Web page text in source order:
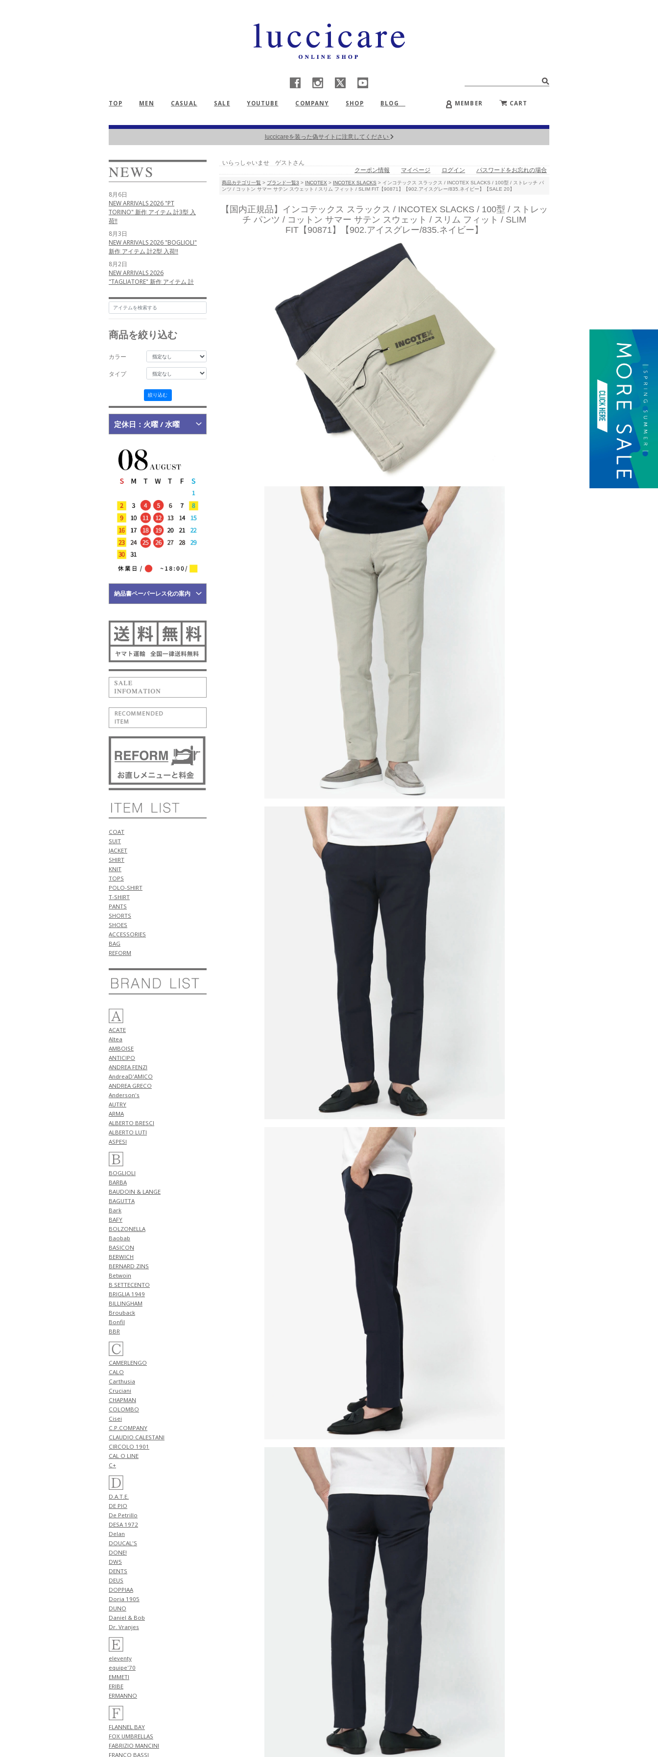
TOP MEN CASUAL SALE YOUTUBE COMPANY SHOP BLOG MEMBER CART
【重要】熊本地震による配送遅延について
8月6日
NEW ARRIVALS 2026 "PT
TORINO" 新作 アイテム 計3型 入
荷!!
8月3日
NEW ARRIVALS 2026 "BOGLIOLI"
新作 アイテム 計2型 入荷!!
8月2日
NEW ARRIVALS 2026
"TAGLIATORE" 新作 アイテム 計
6月12日
NEW ARRIVALS 2026 "nomiamo"
新作 アイテム 計1型 入荷!!
5月25日
NEW ARRIVALS 2026
"MESSYWEEKEND" 新作 アイテム
計3型 入荷!!
5月24日
NEW ARRIVALS 2026
"MESSYWEEKEND" 新作 アイテム
5月23日
NEW ARRIVALS 2026 "MAURO
de BARI" 新作 アイテム 計3型 入
5月22日
NEW ARRIVALS 2026 "Tintoria
Mattei" 新作 アイテム 計2型 入
NEW ARRIVALS 2026 "BRIGLIA
1949" 新作 アイテム 計3型 入荷!!
5月18日
NEW ARRIVALS 2026 "HERNO"
新作 アイテム 計2型 入荷!!
5月17日
NEW ARRIVALS 2026 "FILIPPO DE
LAURENTIIS" 新作 アイテム 計2
5月16日
NEW ARRIVALS 2026 "YANUK" 新
5月15日
NEW ARRIVALS 2026 "BRIGLIA
1949" 新作 アイテム 計1型 入荷!!
NEW ARRIVALS 2026
"giabsarchivio" 新作 アイテム 計
1型 入荷!!
5月14日
NEW ARRIVALS 2026 "PT
TORINO" 新作 アイテム 計2型 入
NEW ARRIVALS 2026 "BERWICH"
新作 アイテム 計1型 入荷!!
5月11日
NEW ARRIVALS 2026 "WILLIAM"
新作 アイテム 計1型 入荷!!
NEW ARRIVALS 2026 "luccicare
ORIGINAL" 新作 アイテム 計1型
入荷!!
NEW ARRIVALS 2026 "ALBERTO
荷!!
5月10日
新作 アイテム 計1型 入荷!!
NEW ARRIVALS 2026 "ANTICIPO"
新作 アイテム 計2型 入荷!!
5月9日
NEW ARRIVALS 2026 "FIGARET"
新作 アイテム 計2型 入荷!!
5月6日
NEW ARRIVALS 2026 "ANTICIPO"
新作 アイテム 計3型 入荷!!
5月5日
NEW ARRIVALS 2026 "HENRO"
新作 アイテム 計3型 入荷!!
5月4日
5月3日
NEW ARRIVALS 2026
型 入荷!!
5月2日
NEW ARRIVALS 2026 "Tintoria
Mattei" 新作 アイテム 計1型 入
荷!!
NEW ARRIVALS 2026 "ANTICIPO"
新作 アイテム 計2型 入荷!!
5月1日
NEW ARRIVALS 2026 "BERWICH"
新作 アイテム 計2型 入荷!!
NEW ARRIVALS 2026 "GUY
ROVER" 新作 アイテム 計1型 入
荷!!
4月30日
LAURENTIIS" 新作 アイテム 計3
型 入荷!!
4月27日
NEW ARRIVALS 2026 "finjack" 新
作 アイテム 計2型 入荷!!
NEW ARRIVALS 2026
"TAGLIATORE" 新作 アイテム 計
1型 入荷!!
NEW ARRIVALS 2026 "giannetto"
新作 アイテム 計1型 入荷!!
4月26日
NEW ARRIVALS 2026
"GRANSASSO" 新作 アイテム 計3
型 入荷!!
4月25日
NEW ARRIVALS 2026
"FERRANTE" 新作 アイテム 計2型
入荷!!
NEW ARRIVALS 2026
2型 入荷!!
4月24日
NEW ARRIVALS 2026 "FILIPPO DE
LAURENTIIS" 新作 アイテム 計3
型 入荷!!
4月23日
NEW ARRIVALS 2026 "BERWICH"
新作 アイテム 計2型 入荷!!
NEW ARRIVALS 2026 "BRIGLIA
1949" 新作 アイテム 計1型 入荷!!
4月20日
NEW ARRIVALS 2026 "JOHN
SMEDLEY" 新作 アイテム 計3型
4月19日
NEW ARRIVALS 2026 "Cisei" 新作
アイテム 計2型 入荷!!
NEW ARRIVALS 2026
"Billingham" 新作 アイテム 計3
型 入荷!!
NEW ARRIVALS 2026 "FILIPPO DE
LAURENTIIS" 新作 アイテム 計1
型 入荷!!
4月18日
NEW ARRIVALS 2026 "HERNO"
新作 アイテム 計1型 入荷!!
NEW ARRIVALS 2026 "PT
TORINO DENIM" 新作 アイテム
計1型 入荷!!
NEW ARRIVALS 2026 "BERWICH"
新作 アイテム 計1型 入荷!!
4月17日
NEW ARRIVALS 2026 "BERWICH"
新作 アイテム 計4型 入荷!!
4月16日
NEW ARRIVALS 2026 "RED
CARD" 新作 アイテム 計3型 入
荷!!
4月13日
NEW ARRIVALS 2026 "ZANONE"
新作 アイテム 計4型 入荷!!
4月12日
NEW ARRIVALS 2026 "FILIPPO DE
商品を絞り込む
カラー
タイプ
絞り込む
定休日：火曜 / 水曜
納品書ペーパーレス化の案内
COAT
SUIT
JACKET
SHIRT
KNIT
TOPS
POLO-SHIRT
T-SHIRT
PANTS
SHORTS
SHOES
ACCESSORIES
BAG
REFORM
ACATE
Altea
AMBOISE
ANTICIPO
ANDREA FENZI
AndreaD'AMICO
ANDREA GRECO
Anderson's
AUTRY
ARMA
ALBERTO BRESCI
ALBERTO LUTI
ASPESI
BOGLIOLI
BARBA
BAUDOIN & LANGE
BAGUTTA
Bark
BAFY
BOLZONELLA
Baobab
BASICON
BERWICH
BERNARD ZINS
Betwoin
B SETTECENTO
BRIGLIA 1949
BILLINGHAM
Brouback
Bonfil
BBR
CAMERLENGO
CALO
Carthusia
Cruciani
CHAPMAN
COLOMBO
Cisei
C.P.COMPANY
CLAUDIO CALESTANI
CIRCOLO 1901
CAL O LINE
C+
D.A.T.E.
DE PIO
De Petrillo
DESA 1972
Delan
DOUCAL'S
DONE!
DW5
DENTS
DEUS
DOPPIAA
Doria 1905
DUNO
Daniel & Bob
Dr. Vranjes
eleventy
equipe'70
EMMETI
ERIBE
ERMANNO
FLANNEL BAY
FOX UMBRELLAS
FABRIZIO MANCINI
FRANCO BASSI
いらっしゃいませ ゲストさん
クーポン情報
マイページ ログイン パスワードをお忘れの場合
商品カテゴリ一覧 > ブランド一覧3 > INCOTEX > INCOTEX SLACKS > インコテックス スラックス / INCOTEX SLACKS / 100型 / ストレッチ パ
ンツ / コットン サマー サテン スウェット / スリム フィット / SLIM FIT【90871】【902.アイスグレー/835.ネイビー】【SALE 20】
【国内正規品】インコテックス スラックス / INCOTEX SLACKS / 100型 / ストレッ
チ パンツ / コットン サマー サテン スウェット / スリム フィット / SLIM
FIT【90871】【902.アイスグレー/835.ネイビー】